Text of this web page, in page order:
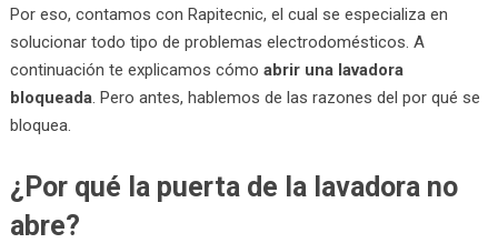
Por eso, contamos con Rapitecnic, el cual se especializa en
solucionar todo tipo de problemas electrodomésticos. A
continuación te explicamos cómo abrir una lavadora
bloqueada. Pero antes, hablemos de las razones del por qué se
bloquea.
¿Por qué la puerta de la lavadora no
abre?